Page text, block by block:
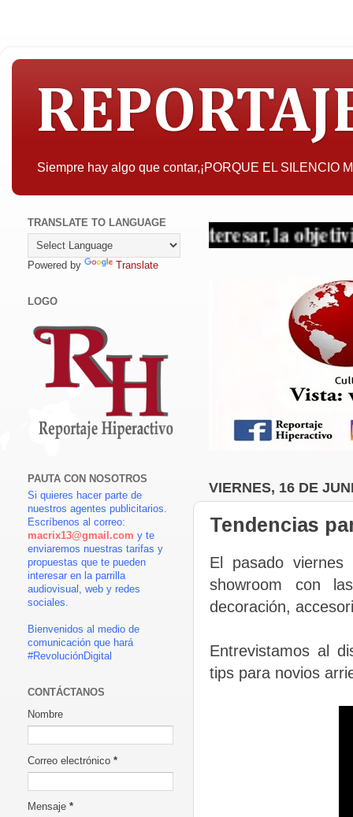
Siempre hay algo que contar,¡PORQUE EL SILENCIO
A quien pueda interesar, la objetividad
VIERNES, 16 DE
Tendencias
El pasado
showroom con
decoración,
Entrevistamos al
tips para novios
TRANSLATE TO LANGUAGE
Powered by Translate
LOGO
PAUTA CON NOSOTROS
Si quieres hacer parte de
nuestros agentes publicitarios.
Escríbenos al correo:
macrix13@gmail.com y te
enviaremos nuestras tarifas y
propuestas que te pueden
interesar en la parrilla
audiovisual, web y redes
sociales.
Bienvenidos al medio de
comunicación que hará
#RevoluciónDigital
CONTÁCTANOS
Nombre
Correo electrónico *
Mensaje *